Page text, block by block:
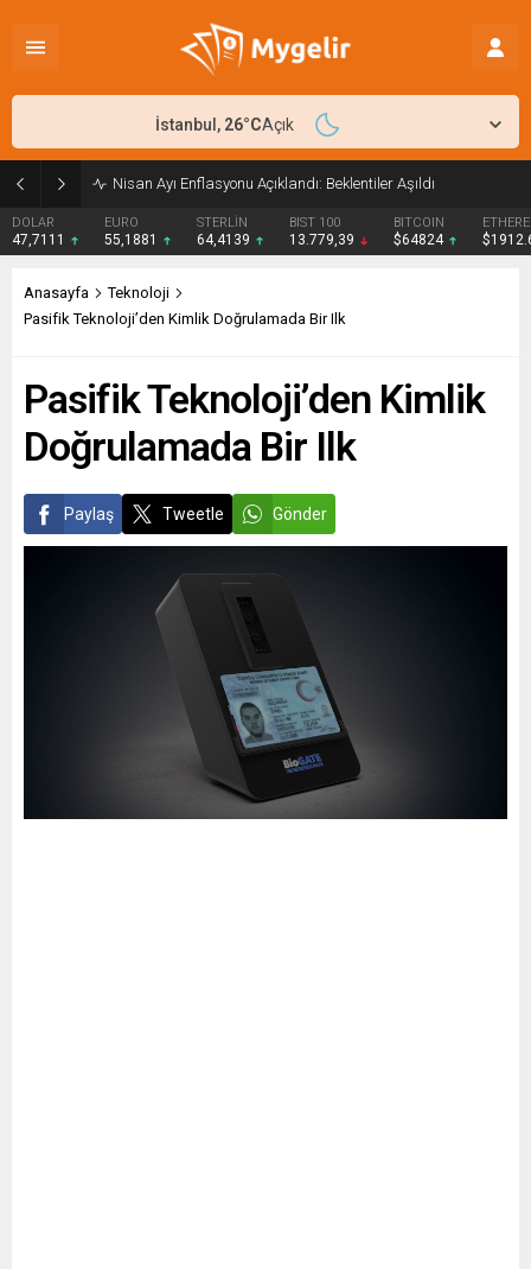
Nisan Ayı Enflasyonu Açıklandı: Beklentiler Aşıldı
DOLAR
47,7111
EURO
55,1881
STERLİN
64,4139
BIST 100
13.779,39
BITCOIN
$64824
İstanbul, 26°CAçık
Anasayfa
Teknoloji
Pasifik Teknoloji’den Kimlik Doğrulamada Bir Ilk
Pasifik Teknoloji’den Kimlik
Doğrulamada Bir Ilk
Paylaş Tweetle Gönder